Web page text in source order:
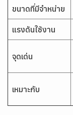
ขนาดที่มีจำหน่าย
แรงดันใช้งาน
จุดเด่น
เหมาะกับ